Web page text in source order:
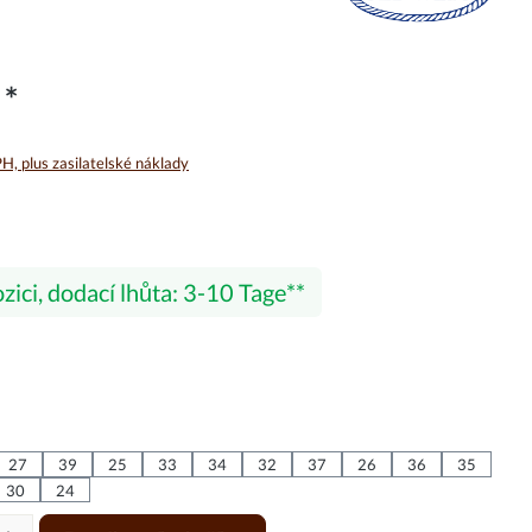
plus zasilatelské náklady
5 z 5 hvězd
dodací lhůta: 3-10 Tage
27 39 25 33 34 32 37 26 36
35
30 24
Zadejte požadované množství nebo pomocí tlačítek zvyšte